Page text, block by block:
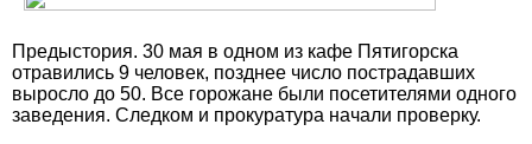
Предыстория. 30 мая в одном из кафе Пятигорска
отравились 9 человек, позднее число пострадавших
выросло до 50. Все горожане были посетителями одного
заведения. Следком и прокуратура начали проверку.